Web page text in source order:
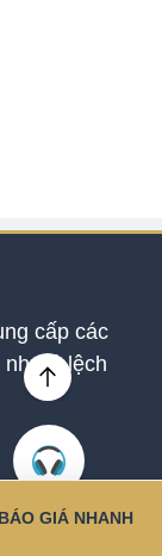
cấp các
như ô lệch
BÁO GIÁ NHANH